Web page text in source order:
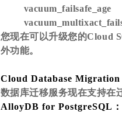
vacuum_failsafe_age
您现在可以升级您的Cloud
外功能。
Cloud Database Migration
数据库迁移服务现在支持在
AlloyDB for PostgreSQL：